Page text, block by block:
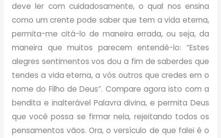
deve ler com cuidadosamente, o qual nos ensina
como um crente pode saber que tem a vida eterna,
permita-me citá-lo de maneira errada, ou seja, da
maneira que muitos parecem entendê-lo: “Estes
alegres sentimentos vos dou a fim de saberdes que
tendes a vida eterna, a vós outros que credes em o
nome do Filho de Deus”. Compare agora isto com a
bendita e inalterável Palavra divina, e permita Deus
que você possa se firmar nela, rejeitando todos os
pensamentos vãos. Ora, o versículo de que falei é o